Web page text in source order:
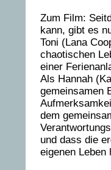
Zum Film:
kann, gibt es
Toni (Lana
chaotischen
einer
Als Hannah
gemeinsamen
dem
und dass die
eigenen Leben